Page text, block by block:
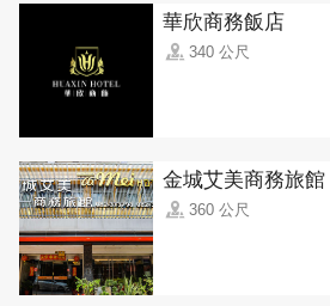
華欣商務飯店
340 公尺
金城艾美商務旅館
360 公尺